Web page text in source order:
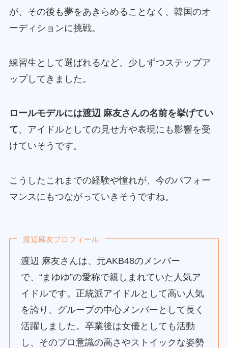
が、その後も夢をあきらめることなく、韓国のオ
ーディションに挑戦。
練習生として選ばれるなど、少しずつステップア
ップしてきました。
ロールモデルには渡辺 麻友さんの名前を挙げてい
て、アイドルとしての見せ方や表現にも影響を受
けていそうです。
こうしたこれまでの経験や憧れが、今のパフォー
マンスにもつながっていきそうですね。
渡辺麻友プロフィール
渡辺 麻友さんは、元AKB48のメンバー
で、“まゆゆ”の愛称で親しまれていた人気ア
イドルです。正統派アイドルとして高い人気
を誇り、グループの中心メンバーとして長く
活躍しました。卒業後は女優としても活動
し、そのプロ意識の高さやストイックな姿勢